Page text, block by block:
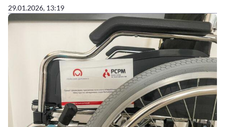
29.01.2026, 13:19